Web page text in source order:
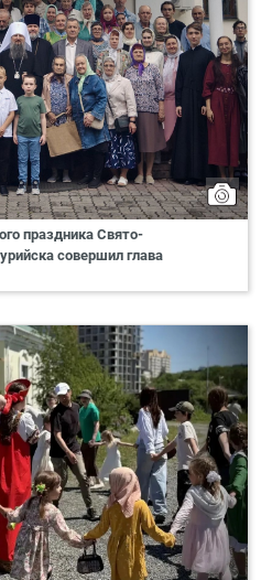
праздника Свято-
совершил глава